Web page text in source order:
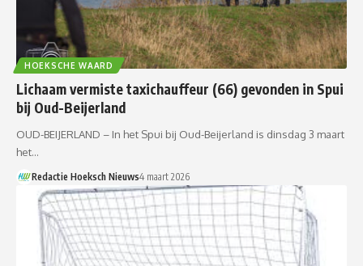
HOEKSCHE WAARD
Lichaam vermiste taxichauffeur (66) gevonden in Spui
bij Oud-Beijerland
OUD-BEIJERLAND – In het Spui bij Oud-Beijerland is dinsdag 3 maart
het…
Redactie Hoeksch Nieuws4 maart 2026